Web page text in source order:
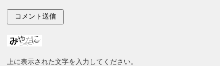
上に表示された文字を入力してください。